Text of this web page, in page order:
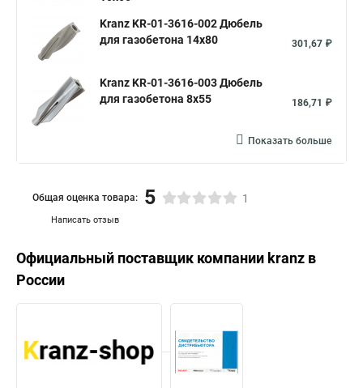
Kranz KR-01-3616-002 Дюбель
для газобетона 14х80
301,67 ₽
Kranz KR-01-3616-003 Дюбель
для газобетона 8х55
186,71 ₽
Показать больше
Написать отзыв
Общая оценка товара: 5 1
Официальный поставщик компании kranz в
России